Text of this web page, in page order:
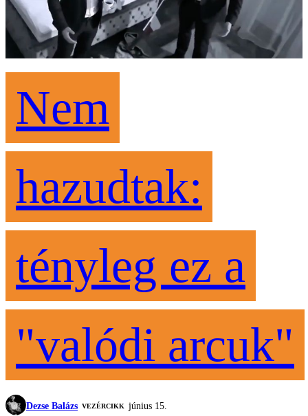
Nem
hazudtak:
tényleg ez a
"valódi arcuk"
Dezse Balázs VEZÉRCIKK június 15.